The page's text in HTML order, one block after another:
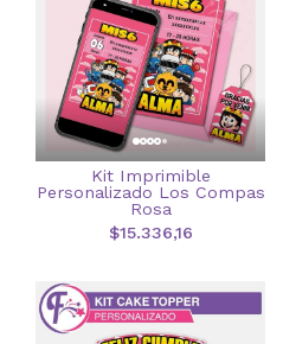
Kit Imprimible
Personalizado Los Compas
Rosa
$15.336,16